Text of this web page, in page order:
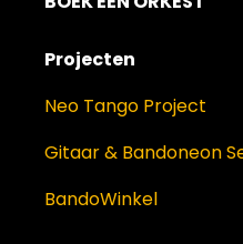
Projecten
Neo Tango Project
Gitaar & Bandoneon
BandoWinkel